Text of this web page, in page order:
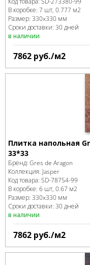
В коробке: 7 шт, 0.777 м2
Размер: 330x330 мм
Сроки доставки: 30 дней
в наличии
7862 руб./м2
Плитка напольная
33*33
Бренд: Gres de Aragon
Коллекция: Jasper
Код товара: SD-78754-99
В коробке: 6 шт, 0.67 м2
Размер: 330x330 мм
Сроки доставки: 30 дней
в наличии
7862 руб./м2